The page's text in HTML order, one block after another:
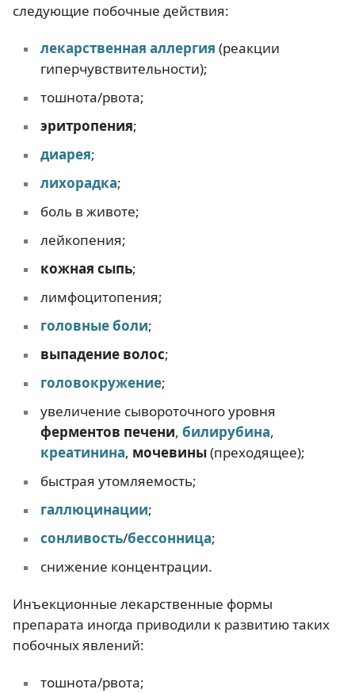
следующие побочные действия:
лекарственная аллергия (реакции
гиперчувствительности);
тошнота/рвота;
эритропения;
диарея;
лихорадка;
боль в животе;
лейкопения;
кожная сыпь;
лимфоцитопения;
головные боли;
выпадение волос;
головокружение;
увеличение сывороточного уровня
ферментов печени, билирубина,
креатинина, мочевины(преходящее);
быстрая утомляемость;
галлюцинации;
сонливость/бессонница;
снижение концентрации.
Инъекционные лекарственные формы
препарата иногда приводили к развитию таких
побочных явлений:
тошнота/рвота;